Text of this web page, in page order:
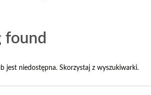
found
jest niedostępna. Skorzystaj z wyszukiwarki.